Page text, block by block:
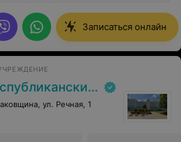
подход к детям. Очень вежлив
в проблеме. Ушли с улыбкой
пор под впечатлением! Спасибо
Записаться онлайн
центр медицинской экспертизы и реабилитаци»
ул. Речная, 1